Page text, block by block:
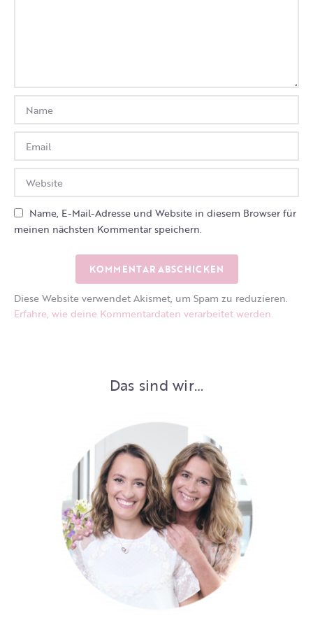
Name, E-Mail-Adresse und Website in diesem Browser für
meinen nächsten Kommentar speichern.
Diese Website verwendet Akismet, um Spam zu reduzieren.
Erfahre, wie deine Kommentardaten verarbeitet werden.
Das sind wir…